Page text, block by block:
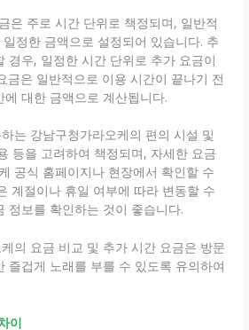
은 주로 시간 단위로 책정되며, 일반적
정한 금액으로 설정되어 있습니다. 추
경우, 일정한 시간 단위로 추가 요금이
금은 일반적으로 이용 시간이 끝나기 전
대한 금액으로 계산됩니다.
는 강남구청가라오케의 편의 시설 및
등을 고려하여 책정되며, 자세한 요금
공식 홈페이지나 현장에서 확인할 수
계절이나 휴일 여부에 따라 변동할 수
정보를 확인하는 것이 좋습니다.
의 요금 비교 및 추가 시간 요금은 방문
즐겁게 노래를 부를 수 있도록 유의하여
이